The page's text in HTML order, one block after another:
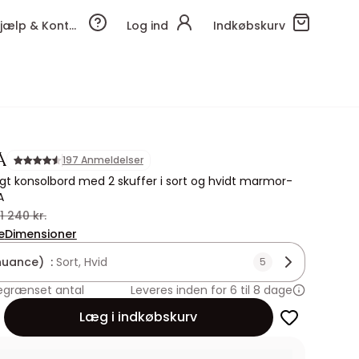
Hjælp & Kontakt Log ind Indkøbskurv
197 Anmeldelser
konsolbord med 2 skuffer i sort og hvidt marmor-
1 240 kr.
Dimensioner
:Sort, Hvid 5
antal Leveres inden for 6 til 8 dage
Læg i indkøbskurv